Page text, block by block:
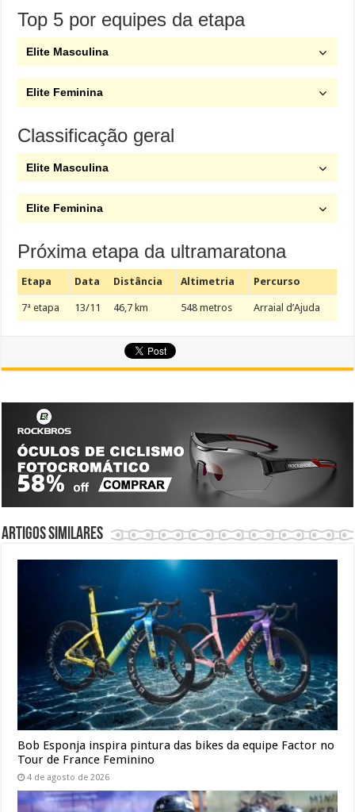
Top 5 por equipes da etapa
Elite Masculina
Elite Feminina
Classificação geral
Elite Masculina
Elite Feminina
Próxima etapa da ultramaratona
Etapa Data Distância Altimetria Percurso
7ª etapa 13/11 46,7 km 548 metros Arraial d’Ajuda
Artigos similares
Bob Esponja inspira pintura das bikes da equipe Factor no
Tour de France Feminino
4 de agosto de 2026